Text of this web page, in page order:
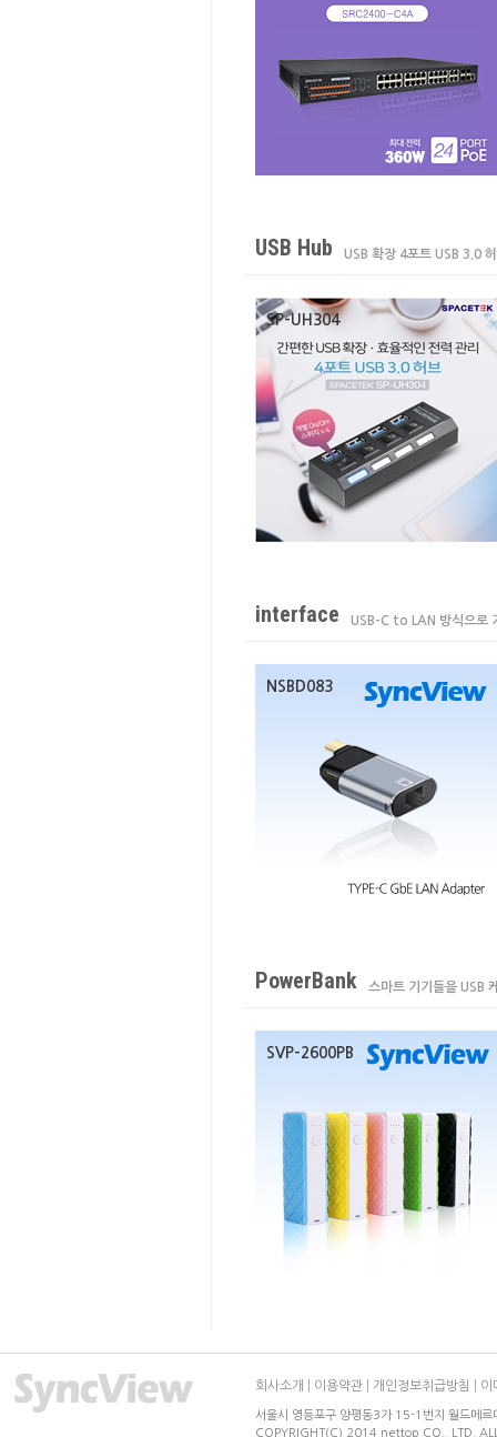
USB Hub USB 확장 4포트 USB 3.0
SP-UH304
interface USB-C to LAN 방식으로
NSBD083
PowerBank 스마트 기기들을 USB
SVP-2600PB
회사소개 이용약관 개인정보취급방침 이
서울시 영등포구 양평동3가 15-1번지 월드메
COPYRIGHT(C) 2014 nettop CO., LTD. ALL